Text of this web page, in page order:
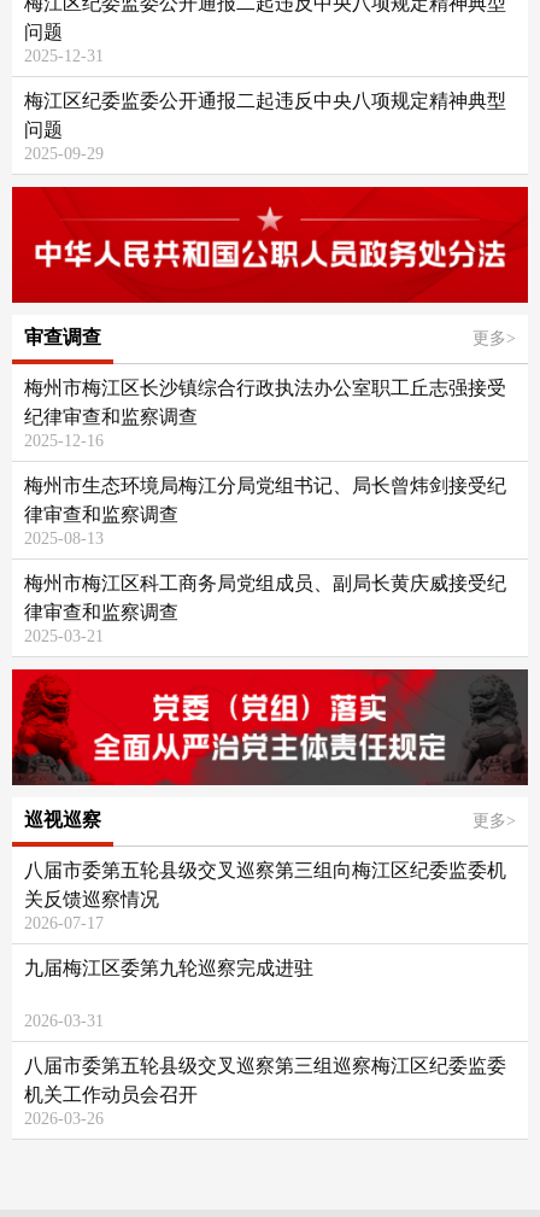
问题
2025-12-31
梅江区纪委监委公开通报二起违反中央八项规定精神典型
问题
2025-09-29
审查调查 更多>
梅州市梅江区长沙镇综合行政执法办公室职工丘志强接受
纪律审查和监察调查
2025-12-16
梅州市生态环境局梅江分局党组书记、局长曾炜剑接受纪
律审查和监察调查
2025-08-13
梅州市梅江区科工商务局党组成员、副局长黄庆威接受纪
律审查和监察调查
2025-03-21
巡视巡察 更多>
八届市委第五轮县级交叉巡察第三组向梅江区纪委监委机
关反馈巡察情况
2026-07-17
九届梅江区委第九轮巡察完成进驻
2026-03-31
八届市委第五轮县级交叉巡察第三组巡察梅江区纪委监委
机关工作动员会召开
2026-03-26